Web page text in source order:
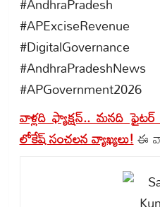
#APGovernment2026
వాళ్లది ఫ్యాక్షన్.. మనది
లోకేష్ సంచలన వ్యాఖ్యలు!ఈ